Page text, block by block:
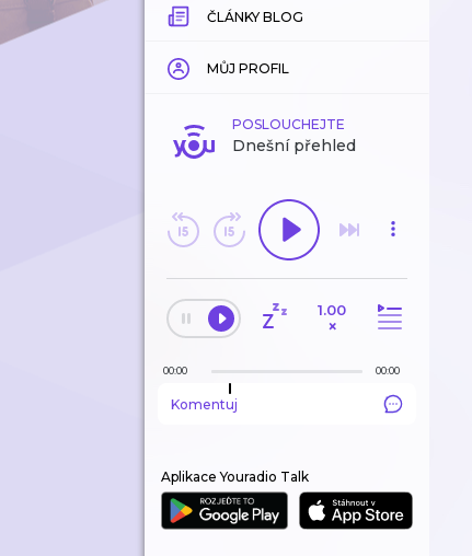
ČLÁNKY BLOG
MŮJ PROFIL
POSLOUCHEJTE
Dnešní přehled
1.00
×
00:00 00:00
Komentuj
Aplikace Youradio Talk